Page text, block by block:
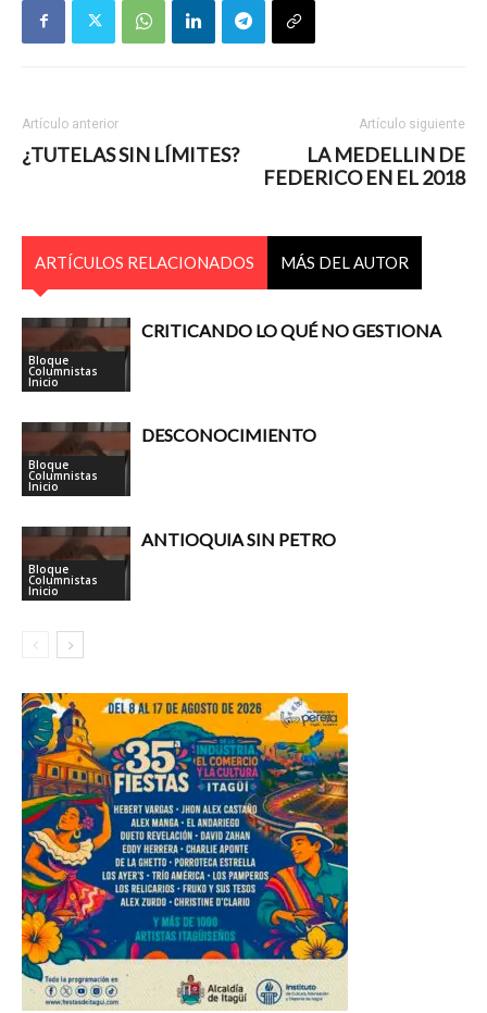
Artículo anterior
¿TUTELAS SIN LÍMITES?
Artículo siguiente
LA MEDELLIN DE
FEDERICO EN EL 2018
ARTÍCULOS RELACIONADOS MÁS DEL AUTOR
Bloque
Columnistas
Inicio
CRITICANDO LO QUÉ NO GESTIONA
Bloque
Columnistas
Inicio
DESCONOCIMIENTO
Bloque
Columnistas
Inicio
ANTIOQUIA SIN PETRO